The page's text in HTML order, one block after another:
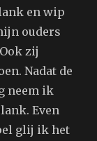
en wip
ouders
zij
Nadat de
neem ik
Even
glij ik het